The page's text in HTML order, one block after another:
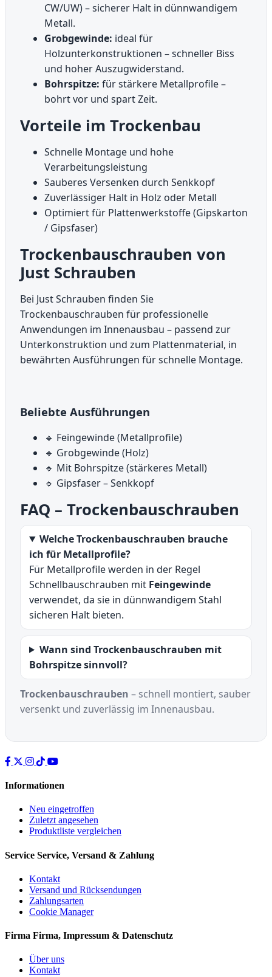
CW/UW) – sicherer Halt in dünnwandigem
Metall.
Grobgewinde: ideal für
Holzunterkonstruktionen – schneller Biss
und hoher Auszugwiderstand.
Bohrspitze: für stärkere Metallprofile –
bohrt vor und spart Zeit.
Vorteile im Trockenbau
Schnelle Montage und hohe
Verarbeitungsleistung
Sauberes Versenken durch Senkkopf
Zuverlässiger Halt in Holz oder Metall
Optimiert für Plattenwerkstoffe (Gipskarton
/ Gipsfaser)
Trockenbauschrauben von
Just Schrauben
Bei Just Schrauben finden Sie
Trockenbauschrauben für professionelle
Anwendungen im Innenausbau – passend zur
Unterkonstruktion und zum Plattenmaterial, in
bewährten Ausführungen für schnelle Montage.
Beliebte Ausführungen
🔹 Feingewinde (Metallprofile)
🔹 Grobgewinde (Holz)
🔹 Mit Bohrspitze (stärkeres Metall)
🔹 Gipsfaser – Senkkopf
FAQ – Trockenbauschrauben
Welche Trockenbauschrauben brauche
ich für Metallprofile?
Für Metallprofile werden in der Regel
Schnellbauschrauben mit Feingewinde
verwendet, da sie in dünnwandigem Stahl
sicheren Halt bieten.
Wann sind Trockenbauschrauben mit
Bohrspitze sinnvoll?
Trockenbauschrauben – schnell montiert, sauber
versenkt und zuverlässig im Innenausbau.
Informationen
Neu eingetroffen
Zuletzt angesehen
Produktliste vergleichen
Service Service, Versand & Zahlung
Kontakt
Versand und Rücksendungen
Zahlungsarten
Cookie Manager
Firma Firma, Impressum & Datenschutz
Über uns
Kontakt